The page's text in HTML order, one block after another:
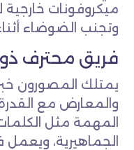
ميكروفونات
وتجنب الضوضاء
فريق محترف
يمتلك المصورون
والمعارض مع
المهمة مثل الكلمات
الجماهيرية،